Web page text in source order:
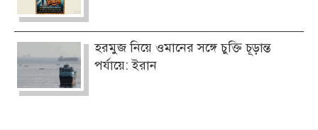
হরমুজ নিয়ে ওমানের সঙ্গে চুক্তি চূড়ান্ত
পর্যায়ে: ইরান